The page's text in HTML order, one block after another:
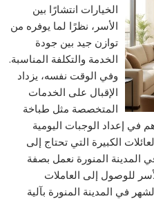
الخيارات انتشارًا بين
الأسر، نظرًا لما يوفره من
توازن جيد بين جودة
الخدمة والتكلفة المناسبة.
وفي الوقت نفسه، يزداد
الإقبال على الخدمات
المتخصصة مثل طباخة
في إعداد الوجبات اليومية
الكبيرة التي تحتاج إلى
المدينة المنورة نعمل بصفة
للوصول إلى العاملات
في المدينة المنورة بآلية